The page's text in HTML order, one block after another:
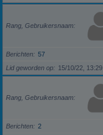
Rang, Gebruikersnaam
Berichten
57
Lid geworden op
15/10/22, 13:29
Rang, Gebruikersnaam
Berichten
2